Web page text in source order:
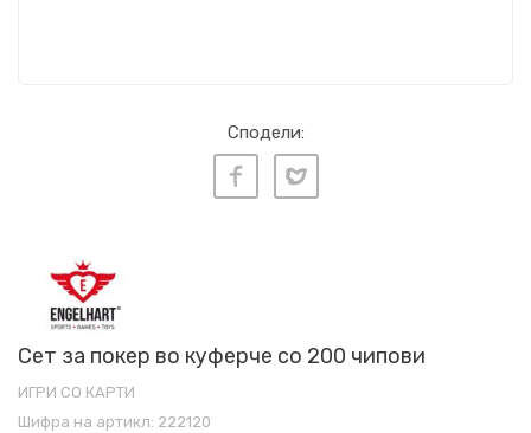
Сподели:
Сет за покер во куферче со 200 чипови
ИГРИ СО КАРТИ
Шифра на артикл: 222120